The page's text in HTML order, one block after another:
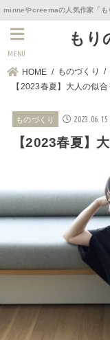
minneやcreemaの人気作家「も
もり
MENU
HOME ものづくり
【2023春夏】大人の似
ものづくり 2023.06.15
【2023春夏】